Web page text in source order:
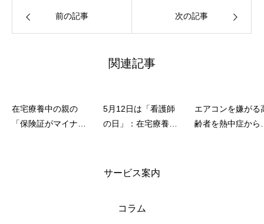
前の記事 次の記事
関連記事
在宅療養中の親の
「保険証がマイナカ
5月12日は「看護師
の日」：在宅療養を
に、利用者家族が知
エアコンを嫌がる
齢者を熱中症から
サービス案内
コラム